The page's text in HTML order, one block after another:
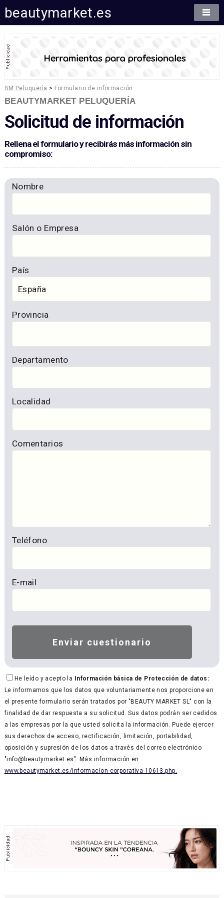
beautymarket.es
BM Peluquería > Formulario de información
BEAUTYMARKET PELUQUERÍA
Solicitud de información
Rellena el formulario y recibirás más información sin
compromiso:
Nombre
Salón o Empresa
País
Provincia
Departamento
Localidad
Comentarios
Teléfono
E-mail
He leído y acepto la Información básica de Protección de datos:
Le informamos que los datos que voluntariamente nos proporcione en
el presente formulario serán tratados por "BEAUTY MARKET SL" con la
finalidad de dar respuesta a su solicitud. Sus datos podrán ser cedidos
a las empresas por la que usted solicita la información. Puede ejercer
sus derechos de acceso, rectificación, limitación, portabilidad,
oposición y supresión de los datos a través del correo electrónico
"info@beautymarket.es". Más información en
www.beautymarket.es/informacion-corporativa-10613.php.